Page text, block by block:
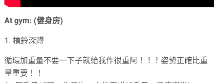
At gym: (健身房)
1. 槓鈴深蹲
循環加重量不要一下子就給我作很重阿！！！姿勢正確比重
量重要！！